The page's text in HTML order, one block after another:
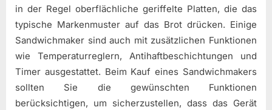
in der Regel oberflächliche geriffelte Platten, die das
typische Markenmuster auf das Brot drücken. Einige
Sandwichmaker sind auch mit zusätzlichen Funktionen
wie Temperaturreglern, Antihaftbeschichtungen und
Timer ausgestattet. Beim Kauf eines Sandwichmakers
sollten Sie die gewünschten Funktionen
berücksichtigen, um sicherzustellen, dass das Gerät